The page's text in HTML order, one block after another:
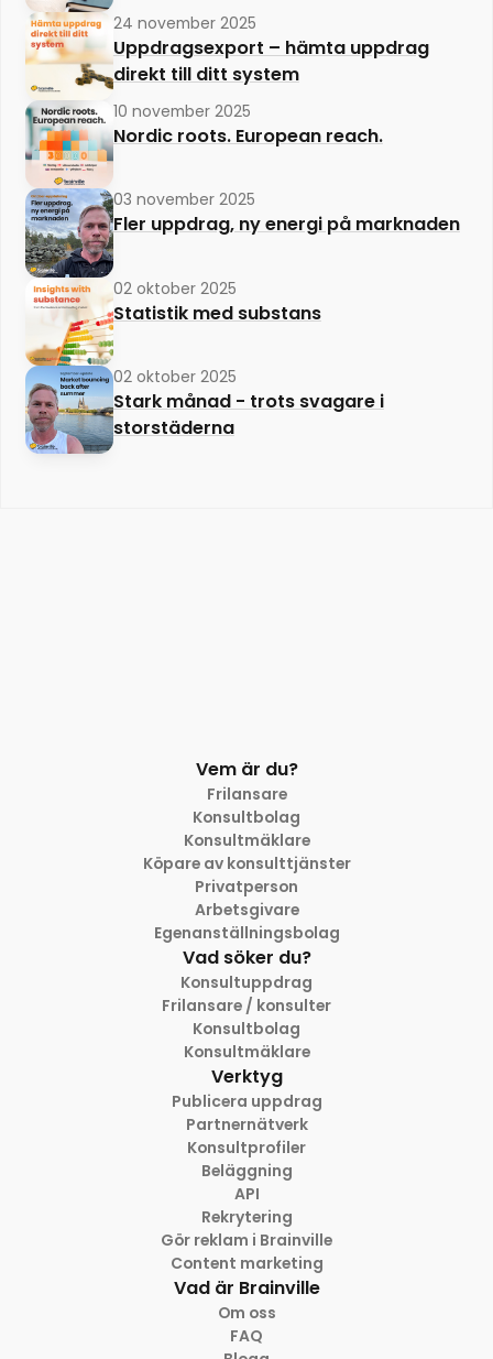
24 november 2025
Uppdragsexport – hämta uppdrag
direkt till ditt system
10 november 2025
Nordic roots. European reach.
03 november 2025
Fler uppdrag, ny energi på marknaden
02 oktober 2025
Statistik med substans
02 oktober 2025
Stark månad - trots svagare i
storstäderna
Vem är du?
Frilansare
Konsultbolag
Konsultmäklare
Köpare av konsulttjänster
Privatperson
Arbetsgivare
Egenanställningsbolag
Vad söker du?
Konsultuppdrag
Frilansare / konsulter
Konsultbolag
Konsultmäklare
Verktyg
Publicera uppdrag
Partnernätverk
Konsultprofiler
Beläggning
API
Rekrytering
Gör reklam i Brainville
Content marketing
Vad är Brainville
Om oss
FAQ